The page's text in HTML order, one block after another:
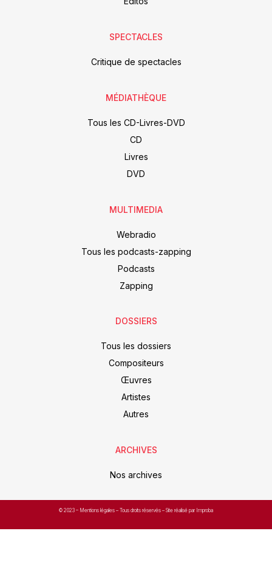
SPECTACLES
Critique de spectacles
MÉDIATHÈQUE
Tous les CD-Livres-DVD
CD
Livres
DVD
MULTIMEDIA
Webradio
Tous les podcasts-zapping
Podcasts
Zapping
DOSSIERS
Tous les dossiers
Compositeurs
Œuvres
Artistes
Autres
ARCHIVES
Nos archives
© 2023 – Mentions légales – Tous droits réservés – Site réalisé par Improba